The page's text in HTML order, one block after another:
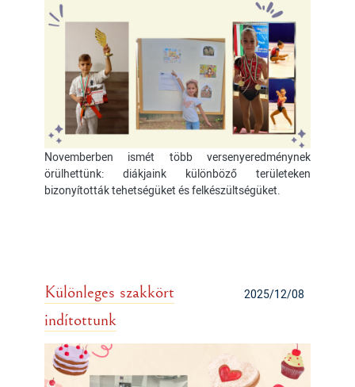
Novemberben ismét több versenyeredménynek
örülhettünk: diákjaink különböző területeken
bizonyították tehetségüket és felkészültségüket.
2025/12/08
Különleges szakkört
indítottunk